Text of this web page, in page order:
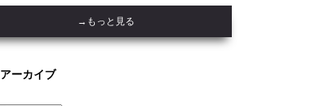
→もっと見る
アーカイブ